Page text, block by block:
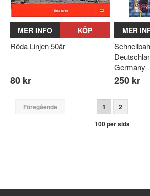
MER INFO KÖP
Röda Linjen 50år
80 kr
MER
Germany
250 kr
Föregående 1 2
100 per sida